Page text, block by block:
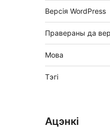
Версія WordPress
Правераны да
Мова
Тэгі
Ацэнкі